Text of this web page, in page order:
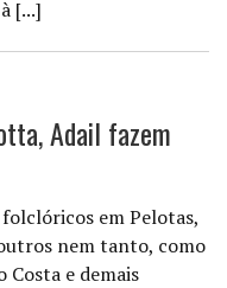
[...]
Adail fazem
em Pelotas,
nem tanto, como
e demais